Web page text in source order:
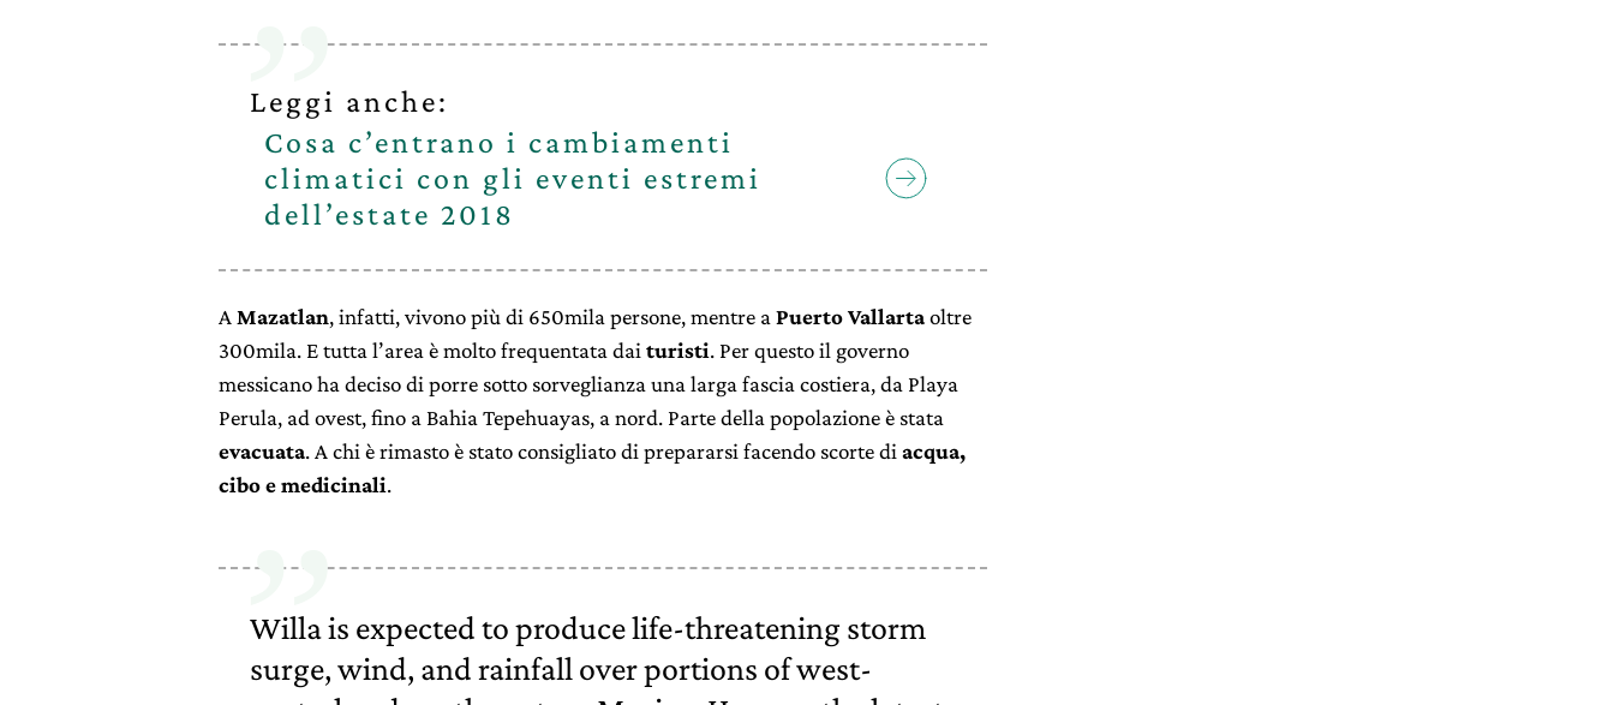
Leggi anche:
Cosa c’entrano i cambiamenti
climatici con gli eventi estremi
dell’estate 2018
A Mazatlan, infatti, vivono più di 650mila persone, mentre a Puerto Vallartaoltre
300mila. E tutta l’area è molto frequentata dai turisti. Per questo il governo
messicano ha deciso di porre sotto sorveglianza una larga fascia costiera, da Playa
Perula, ad ovest, fino a Bahia Tepehuayas, a nord. Parte della popolazione è stata
evacuata. A chi è rimasto è stato consigliato di prepararsi facendo scorte di acqua,
cibo e medicinali.
Willa is expected to produce life-threatening storm
surge, wind, and rainfall over portions of west-